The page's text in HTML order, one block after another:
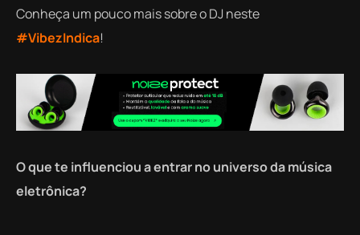
Conheça um pouco mais sobre o DJ neste
#VibezIndica!
O que te influenciou a entrar no universo da música
eletrônica?